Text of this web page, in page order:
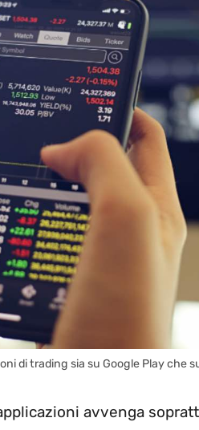
di trading sia su Google Play che
avvenga